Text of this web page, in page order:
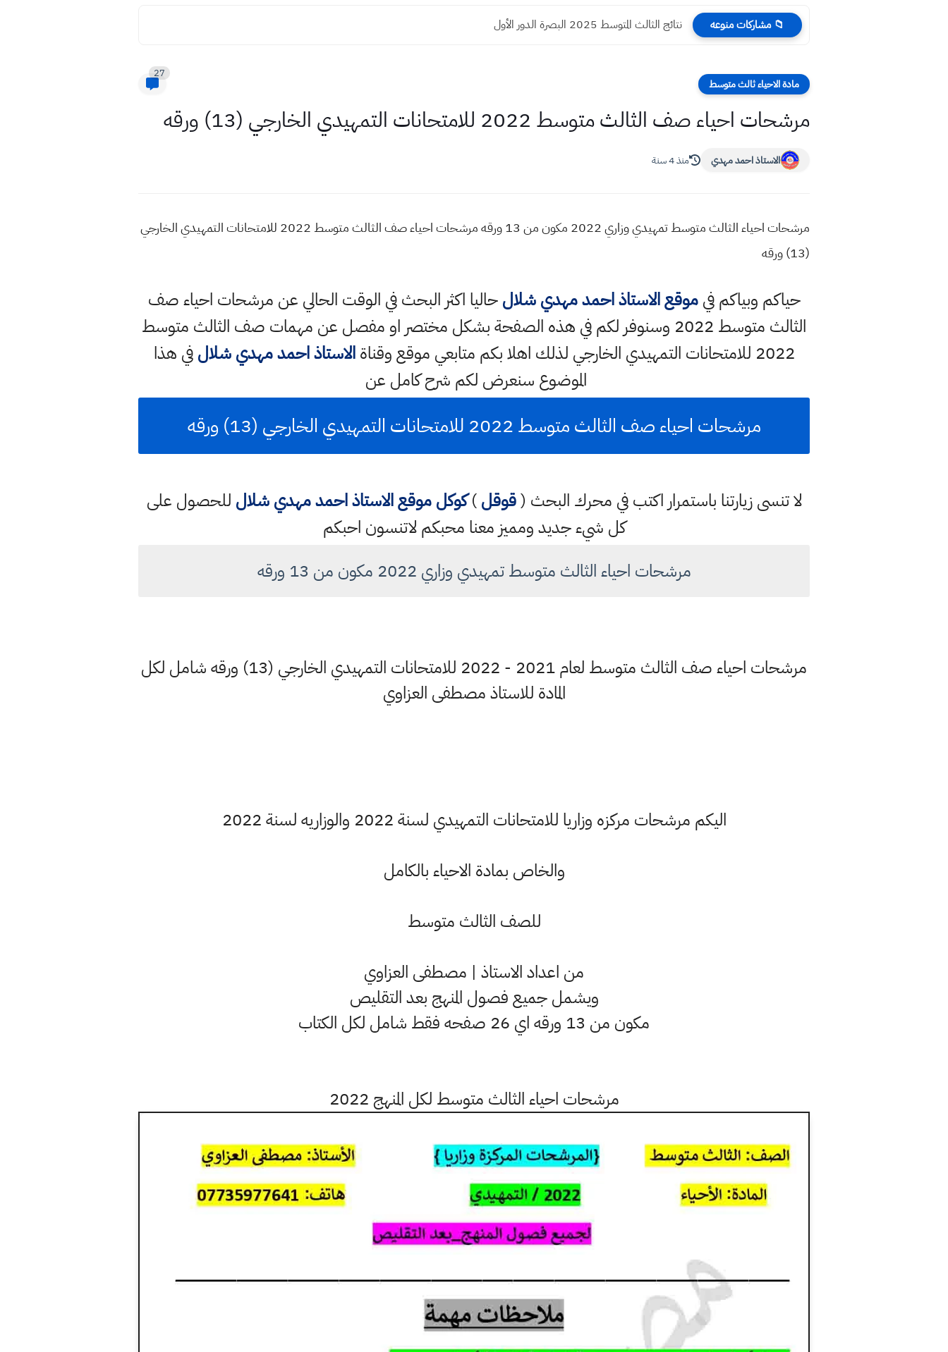
📁 مشاركات منوعه نتائج الثالث المتوسط 2025 البصرة الدور الأول
مادة الاحياء ثالث متوسط
27
مرشحات احياء صف الثالث متوسط 2022 للامتحانات التمهيدي الخارجي (13) ورقه
الاستاذ احمد مهدي منذ 4 سنة
مرشحات احياء الثالث متوسط تمهيدي وزاري 2022 مكون من 13 ورقه مرشحات احياء صف الثالث متوسط 2022 للامتحانات التمهيدي الخارجي
(13) ورقه
حياكم وبياكم فيموقع الاستاذ احمد مهدي شلالحاليا اكثر البحث في الوقت الحالي عن مرشحات احياء صف
الثالث متوسط 2022 وسنوفر لكم في هذه الصفحة بشكل مختصر او مفصل عن مهمات صف الثالث متوسط
2022 للامتحانات التمهيدي الخارجي لذلك اهلا بكم متابعي موقع وقناة
الاستاذ احمد مهدي شلالفي هذا
الموضوع سنعرض لكم شرح كامل عن
مرشحات احياء صف الثالث متوسط 2022 للامتحانات التمهيدي الخارجي (13) ورقه
لا تنسى زيارتنا باستمرار اكتب في محرك البحث (قوقل)كوكل موقع الاستاذ احمد مهدي شلال للحصول على
كل شيء جديد ومميز معنا محبكم لاتنسون احبكم
مرشحات احياء الثالث متوسط تمهيدي وزاري 2022 مكون من 13 ورقه
مرشحات احياء صف الثالث متوسط لعام 2021 - 2022 للامتحانات التمهيدي الخارجي (13) ورقه شامل لكل
المادة للاستاذ مصطفى العزاوي
اليكم مرشحات مركزه وزاريا للامتحانات التمهيدي لسنة 2022 والوزاريه لسنة 2022
والخاص بمادة الاحياء بالكامل
للصف الثالث متوسط
من اعداد الاستاذ | مصطفى العزاوي
ويشمل جميع فصول المنهج بعد التقليص
مكون من 13 ورقه اي 26 صفحه فقط شامل لكل الكتاب
مرشحات احياء الثالث متوسط لكل المنهج 2022